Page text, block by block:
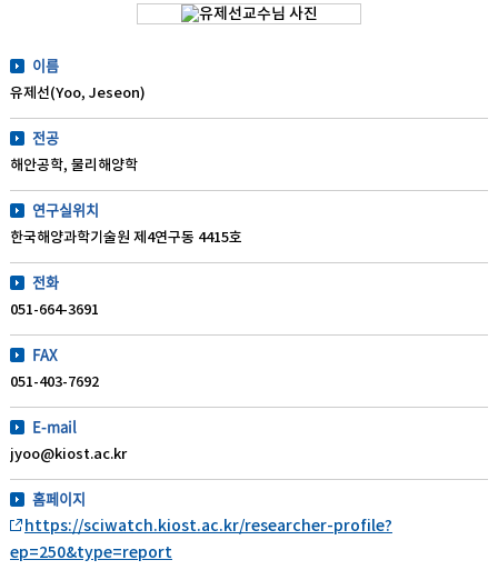
이름
유제선(Yoo, Jeseon)
전공
해안공학, 물리해양학
연구실위치
한국해양과학기술원 제4연구동 4415호
전화
051-664-3691
FAX
051-403-7692
E-mail
jyoo@kiost.ac.kr
홈페이지
https://sciwatch.kiost.ac.kr/researcher-profile?
ep=250&type=report